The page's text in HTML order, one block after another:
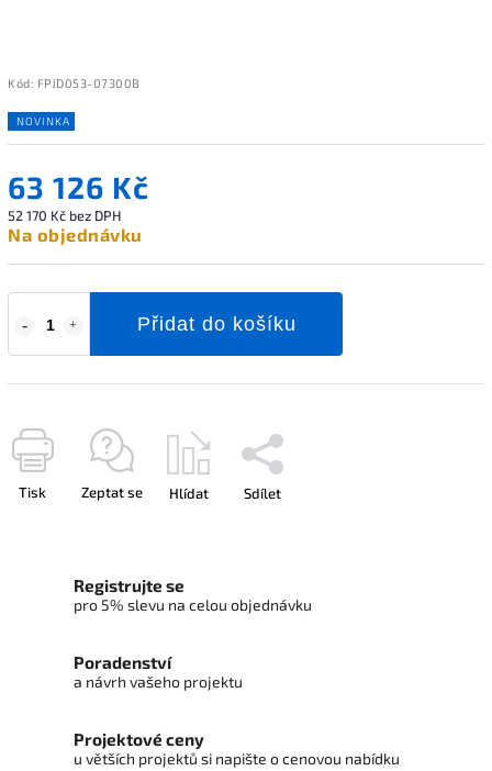
Kód: FPJD053-07300B
NOVINKA
63 126 Kč
52 170 Kč bez DPH
Na objednávku
Přidat do košíku
Tisk Zeptat se Hlídat Sdílet
Registrujte se
pro 5% slevu na celou objednávku
Poradenství
a návrh vašeho projektu
Projektové ceny
u větších projektů si napište o cenovou nabídku